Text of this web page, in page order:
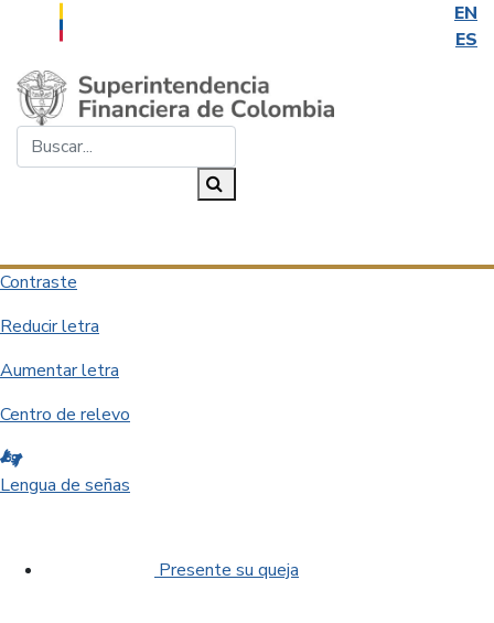
EN
ES
Saltar al contenido principal
Contraste
Reducir letra
Aumentar letra
Centro de relevo
Lengua de señas
Presente su queja